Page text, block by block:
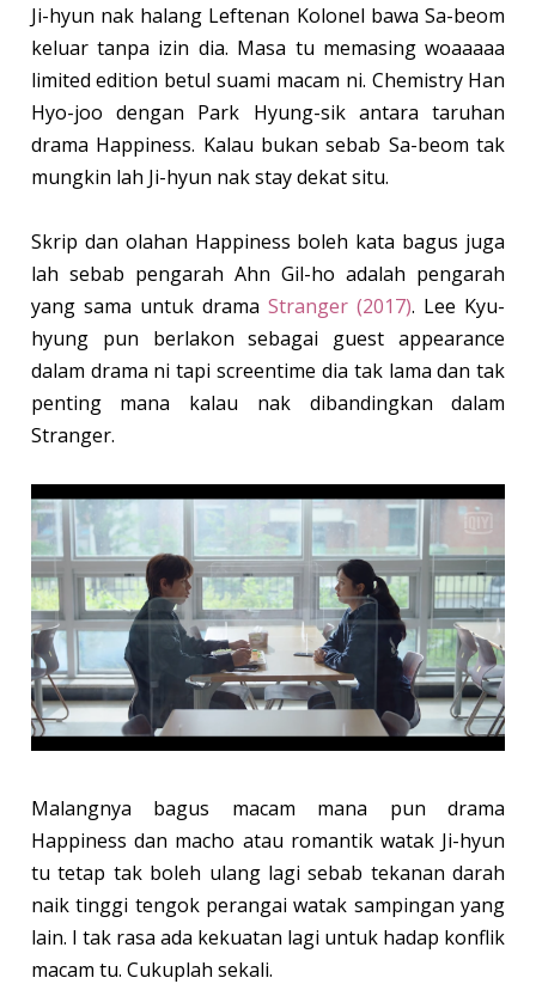
Ji-hyun nak halang Leftenan Kolonel bawa Sa-beom
keluar tanpa izin dia. Masa tu memasing woaaaaa
limited edition betul suami macam ni. Chemistry Han
Hyo-joo dengan Park Hyung-sik antara taruhan
drama Happiness. Kalau bukan sebab Sa-beom tak
mungkin lah Ji-hyun nak stay dekat situ.
Skrip dan olahan Happiness boleh kata bagus juga
lah sebab pengarah Ahn Gil-ho adalah pengarah
yang sama untuk dramaStranger (2017). Lee Kyu-
hyung pun berlakon sebagai guest appearance
dalam drama ni tapi screentime dia tak lama dan tak
penting mana kalau nak dibandingkan dalam
Stranger.
Malangnya bagus macam mana pun drama
Happiness dan macho atau romantik watak Ji-hyun
tu tetap tak boleh ulang lagi sebab tekanan darah
naik tinggi tengok perangai watak sampingan yang
lain. I tak rasa ada kekuatan lagi untuk hadap konflik
macam tu. Cukuplah sekali.